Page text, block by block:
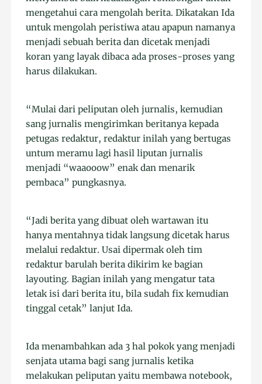
mengetahui cara mengolah berita. Dikatakan Ida
untuk mengolah peristiwa atau apapun namanya
menjadi sebuah berita dan dicetak menjadi
koran yang layak dibaca ada proses-proses yang
harus dilakukan.
“Mulai dari peliputan oleh jurnalis, kemudian
sang jurnalis mengirimkan beritanya kepada
petugas redaktur, redaktur inilah yang bertugas
untum meramu lagi hasil liputan jurnalis
menjadi “waaooow” enak dan menarik
pembaca” pungkasnya.
“Jadi berita yang dibuat oleh wartawan itu
hanya mentahnya tidak langsung dicetak harus
melalui redaktur. Usai dipermak oleh tim
redaktur barulah berita dikirim ke bagian
layouting. Bagian inilah yang mengatur tata
letak isi dari berita itu, bila sudah fix kemudian
tinggal cetak” lanjut Ida.
Ida menambahkan ada 3 hal pokok yang menjadi
senjata utama bagi sang jurnalis ketika
melakukan peliputan yaitu membawa notebook,